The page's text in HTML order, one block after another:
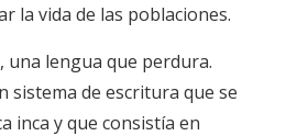
la vida de las poblaciones.
una lengua que perdura.
sistema de escritura que se
inca y que consistía en